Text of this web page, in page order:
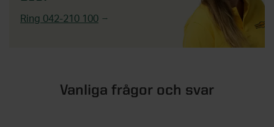
Ring 042-210 100
Vanliga frågor och svar